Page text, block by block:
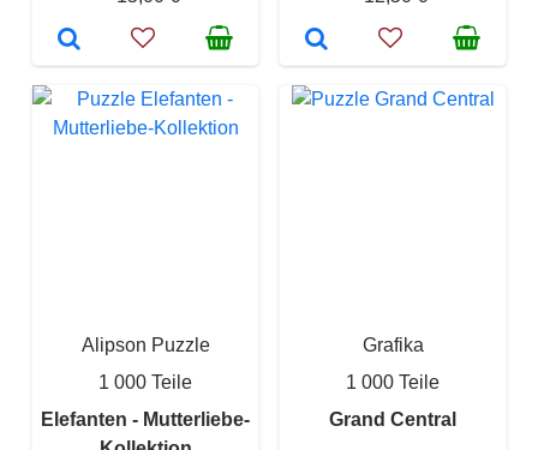
Alipson Puzzle
1 000 Teile
Elefanten - Mutterliebe-
Grafika
1 000 Teile
Grand Central